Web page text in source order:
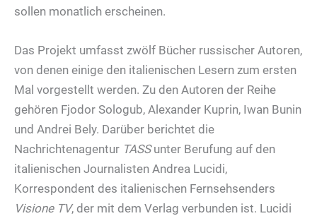
sollen monatlich erscheinen.
Das Projekt umfasst zwölf Bücher russischer Autoren,
von denen einige den italienischen Lesern zum ersten
Mal vorgestellt werden. Zu den Autoren der Reihe
gehören Fjodor Sologub, Alexander Kuprin, Iwan Bunin
und Andrei Bely. Darüber berichtet die
Nachrichtenagentur TASSunter Berufung auf den
italienischen Journalisten Andrea Lucidi,
Korrespondent des italienischen Fernsehsenders
Visione TV, der mit dem Verlag verbunden ist. Lucidi